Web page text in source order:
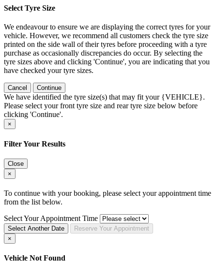
Select Tyre Size
We endeavour to ensure we are displaying the correct tyres for your
vehicle. However, we recommend all customers check the tyre size
printed on the side wall of their tyres before proceeding with a tyre
purchase as occasionally discrepancies do occur. By selecting the
tyre sizes above and clicking 'Continue', you are indicating that you
have checked your tyre sizes.
Cancel Continue
We have identified the tyre size(s) that may fit your {VEHICLE}.
Please select your front tyre size and rear tyre size below before
clicking 'Continue'.
×
Filter Your Results
Close
×
To continue with your booking, please select your appointment time
from the list below.
Select Your Appointment Time
Select Another Date Reserve Your Appointment
×
Vehicle Not Found